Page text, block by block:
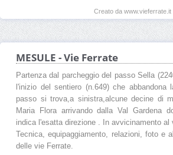
Creato da www.vieferrate.it
MESULE - Vie Ferrate
Partenza dal parcheggio del passo Sella
l'inizio del sentiero (n.649) che abbandona
passo si trova,a sinistra,alcune decine di
Maria Flora arrivando dalla Val Gardena
indica l'esatta direzione . In avvicinamento al
Tecnica, equipaggiamento, relazioni, foto e
delle vie Ferrate.